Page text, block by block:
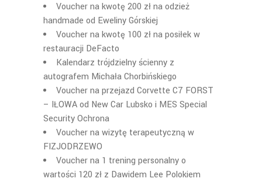
Voucher na kwotę 200 zł na odzież
handmade od Eweliny Górskiej
Voucher na kwotę 100 zł na posiłek w
restauracji DeFacto
Kalendarz trójdzielny ścienny z
autografem Michała Chorbińskiego
Voucher na przejazd Corvette C7 FORST
– IŁOWA od New Car Lubsko i MES Special
Security Ochrona
Voucher na wizytę terapeutyczną w
FIZJODRZEWO
Voucher na 1 trening personalny o
wartości 120 zł z Dawidem Lee Polokiem